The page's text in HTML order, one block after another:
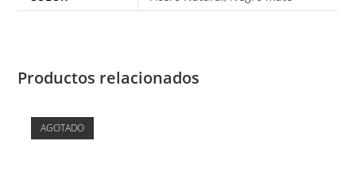
Productos relacionados
AGOTADO